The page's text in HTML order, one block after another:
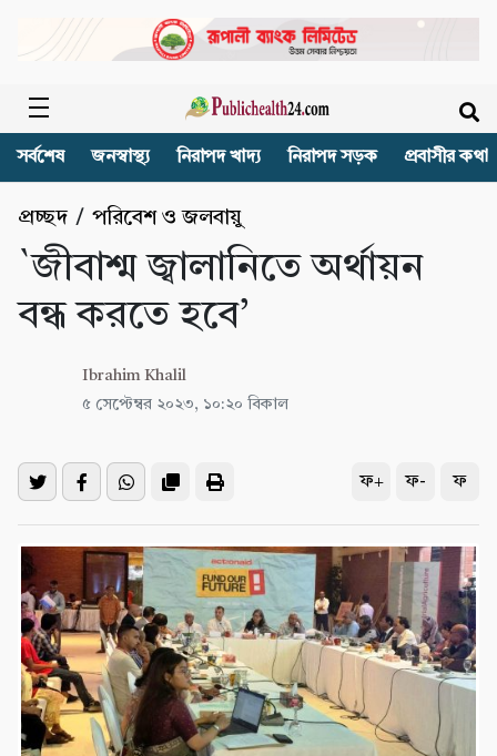
সর্বশেষ জনস্বাস্থ্য নিরাপদ খাদ্য নিরাপদ সড়ক প্রবাসীর কথা
প্রচ্ছদ / পরিবেশ ও জলবায়ু
`জীবাশ্ম জ্বালানিতে অর্থায়ন
বন্ধ করতে হবে’
Ibrahim Khalil
৫ সেপ্টেম্বর ২০২৩, ১০:২০ বিকাল
ফ+ ফ- ফ